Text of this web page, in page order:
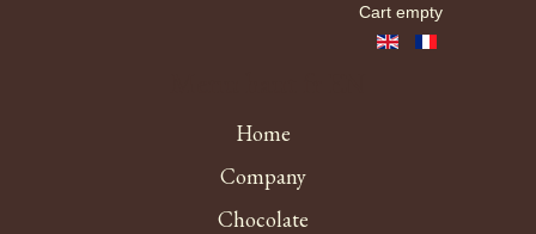
Cart empty
Home
Company
Chocolate